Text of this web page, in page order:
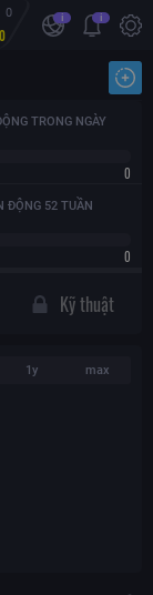
0 i i
TRONG NGÀY
0
ĐỘNG 52 TUẦN
0
Kỹ thuật
1y max